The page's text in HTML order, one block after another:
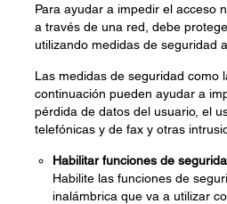
Para ayudar a impedir el acceso
a través de una red, debe
utilizando medidas de seguridad
Las medidas de seguridad como
continuación pueden ayudar a
pérdida de datos del usuario, el
telefónicas y de fax y otras
Habilitar funciones de
Habilite las funciones de
inalámbrica que va a utilizar